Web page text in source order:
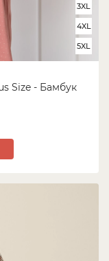
Size - Бамбук
3XL
4XL
5XL